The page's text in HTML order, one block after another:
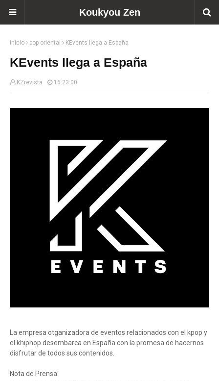
Koukyou Zen
Inicio pop oriental KEvents llega a España
KEvents llega a España
KZrevista 16:23:00
La empresa otganizadora de eventos relacionados con el kpop y
el khiphop desembarca en España con la promesa de hacernos
disfrutar de todos sus contenidos.
Nota de Prensa: